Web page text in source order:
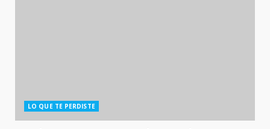
LO QUE TE PERDISTE